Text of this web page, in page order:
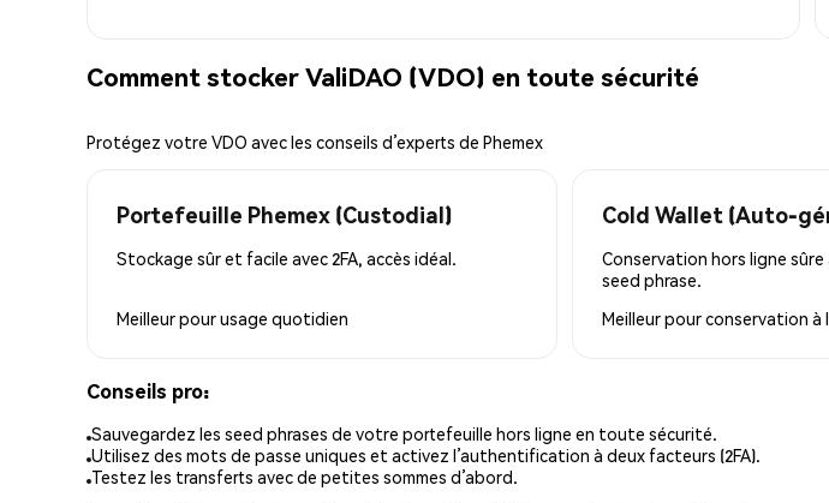
Comment stocker ValiDAO (VDO) en toute sécurité
Protégez votre VDO avec les conseils d’experts de Phemex
Portefeuille Phemex (Custodial)
Stockage sûr et facile avec 2FA, accès idéal.
Meilleur pourusage quotidien
Cold Wallet (Auto-
Conservation hors ligne
seed phrase.
Meilleur pourconservation à
Conseils pro:
Sauvegardez les seed phrases de votre portefeuille hors ligne en toute sécurité.
Utilisez des mots de passe uniques et activez l’authentification à deux facteurs (2FA).
Testez les transferts avec de petites sommes d’abord.